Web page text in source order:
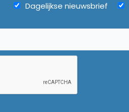
Dagelijkse nieuwsbrief